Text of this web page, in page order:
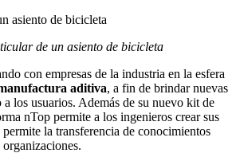
de un asiento de bicicleta
con empresas de la industria en la esfera
aditiva, a fin de brindar nuevas
los usuarios. Además de su nuevo kit de
nTop permite a los ingenieros crear sus
la transferencia de conocimientos